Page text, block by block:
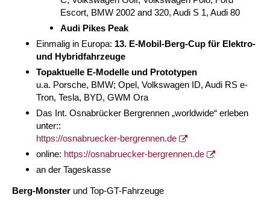
Escort, BMW 2002 and 320, Audi S 1, Audi 80
Audi Pikes Peak
Einmalig in Europa: 13. E-Mobil-Berg-Cup für Elektro-
und Hybridfahrzeuge
Topaktuelle E-Modelle und Prototypen
u.a. Porsche, BMW; Opel, Volkswagen ID, Audi RS e-
Tron, Tesla, BYD, GWM Ora
Das Int. Osnabrücker Bergrennen „worldwide“ erleben
unter::
https://osnabruecker-bergrennen.de
online: https://osnabruecker-bergrennen.de
an der Tageskasse
Berg-Monster und Top-GT-Fahrzeuge